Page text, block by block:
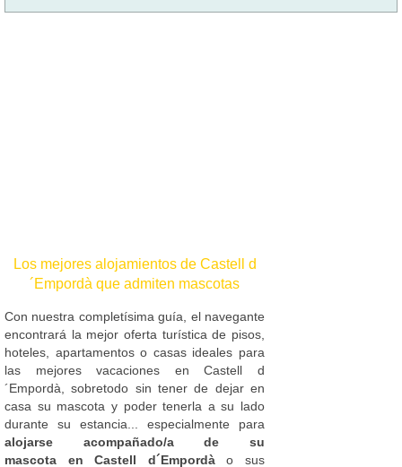
Los mejores alojamientos de Castell d
´Empordà que admiten mascotas
Con nuestra completísima guía, el navegante
encontrará la mejor oferta turística de pisos,
hoteles, apartamentos o casas ideales para
las mejores vacaciones en Castell d
´Empordà, sobretodo sin tener de dejar en
casa su mascota y poder tenerla a su lado
durante su estancia... especialmente para
alojarse acompañado/a de su
mascota en Castell d´Empordào sus